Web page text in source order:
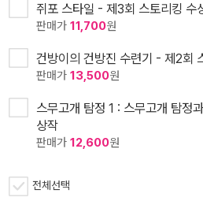
쥐포 스타일 - 제3회 스토리킹 수
판매가 11,700원
건방이의 건방진 수련기 - 제2회
판매가 13,500원
스무고개 탐정 1 : 스무고개 탐정
상작
판매가 12,600원
전체선택